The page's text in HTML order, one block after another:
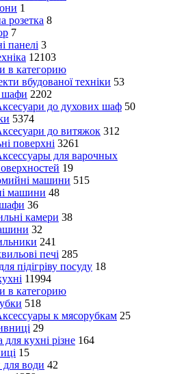
1
розетка 8
7
панелі 3
12103
в категорию
вбудованої техніки 53
шафи 2202
до духових шаф 50
5374
до витяжок 312
поверхні 3261
для варочных
19
машини 515
машини 48
36
камери 38
32
241
печі 285
підігріву посуду 18
11994
в категорию
518
к мясорубкам 25
29
для кухні різне 164
15
для води 42